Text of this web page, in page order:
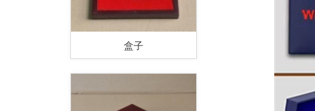
盒子